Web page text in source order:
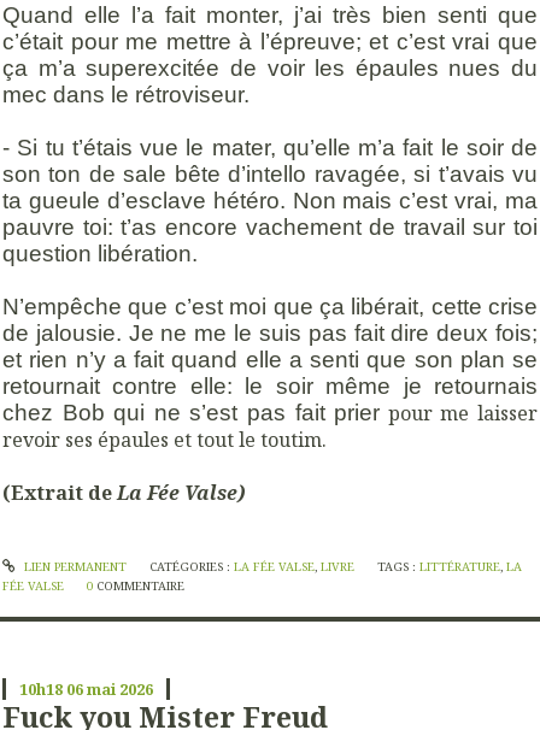
Quand elle l’a fait monter, j’ai très bien senti que
c’était pour me mettre à l’épreuve; et c’est vrai que
ça m’a superexcitée de voir les épaules nues du
mec dans le rétroviseur.
- Si tu t’étais vue le mater, qu’elle m’a fait le soir de
son ton de sale bête d’intello ravagée, si t’avais vu
ta gueule d’esclave hétéro. Non mais c’est vrai, ma
pauvre toi: t’as encore vachement de travail sur toi
question libération.
N’empêche que c’est moi que ça libérait, cette crise
de jalousie. Je ne me le suis pas fait dire deux fois;
et rien n’y a fait quand elle a senti que son plan se
retournait contre elle: le soir même je retournais
chez Bob qui ne s’est pas fait prier pour me laisser
revoir ses épaules et tout le toutim.
(Extrait deLa Fée Valse)
LIEN PERMANENT CATÉGORIES : LA FÉE VALSE, LIVRE TAGS :LITTÉRATURE,LA
FÉE VALSE
0 COMMENTAIRE
10h18 06mai 2026
Fuck you Mister Freud